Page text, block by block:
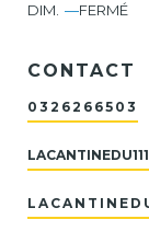
DIM. —FERMÉ
CONTACT
0326266503